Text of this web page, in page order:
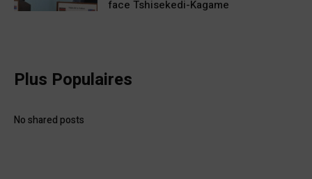
face Tshisekedi-Kagame
Plus Populaires
No shared posts